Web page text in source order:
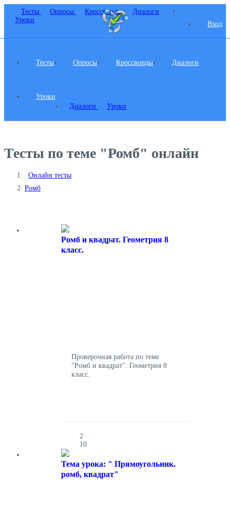
Вход
Тесты Опросы Кроссворды
Диалоги
Уроки
Тесты Опросы Кроссворды Диалоги
Уроки
Диалоги
Уроки
Тесты по теме "Ромб" онлайн
Онлайн тесты
Ромб
Ромб и квадрат. Геометрия 8
класс.
Проверочная работа по теме
"Ромб и квадрат". Геометрия 8
класс.
2
10
Тема урока: " Прямоугольник.
ромб, квадрат"